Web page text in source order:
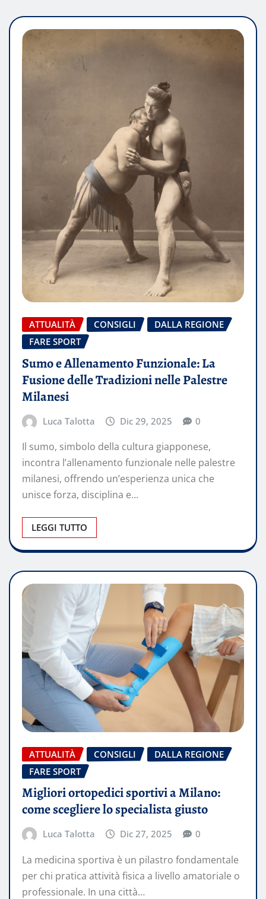
ATTUALITÀ CONSIGLI
DALLA REGIONE
FARE SPORT
Sumo e Allenamento Funzionale: La
Fusione delle Tradizioni nelle Palestre
Milanesi
Luca Talotta Dic 29, 2025 0
Il sumo, simbolo della cultura giapponese,
incontra l’allenamento funzionale nelle palestre
milanesi, offrendo un’esperienza unica che
unisce forza, disciplina e…
LEGGI TUTTO
ATTUALITÀ CONSIGLI
DALLA REGIONE
FARE SPORT
Migliori ortopedici sportivi a Milano:
come scegliere lo specialista giusto
Luca Talotta Dic 27, 2025 0
La medicina sportiva è un pilastro fondamentale
per chi pratica attività fisica a livello amatoriale o
professionale. In una città…